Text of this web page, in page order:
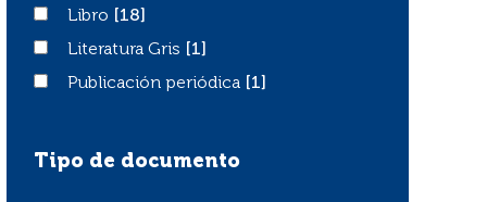
LibroLibro
[18]
Literatura Gris
Literatura Gris
[1]
Publicación periódica
Publicación periódica [1]
Tipo de documento